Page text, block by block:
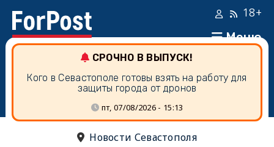
Меню
18+
СРОЧНО В ВЫПУСК!
Кого в Севастополе готовы взять на работу для
защиты города от дронов
пт, 07/08/2026 - 15:13
Новости Севастополя